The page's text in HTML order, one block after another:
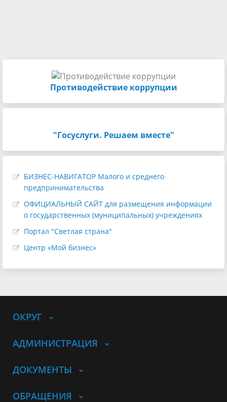
Противодействие коррупции
"Госуслуги. Решаем вместе"
БИЗНЕС-НАВИГАТОР Малого и среднего
предпринимательства
ОФИЦИАЛЬНЫЙ САЙТ для размещения информации
о государственных (муниципальных) учреждениях
Портал "Светлая страна"
Центр «Мой бизнес»
ОКРУГ
АДМИНИСТРАЦИЯ
ДОКУМЕНТЫ
ОБРАЩЕНИЯ